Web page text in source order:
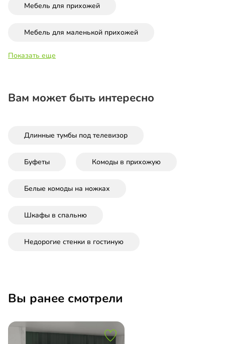
Мебель для прихожей
Мебель для маленькой прихожей
Показать еще
Вам может быть интересно
Длинные тумбы под телевизор
Буфеты Комоды в прихожую
Белые комоды на ножках
Шкафы в спальню
Недорогие стенки в гостиную
Вы ранее смотрели